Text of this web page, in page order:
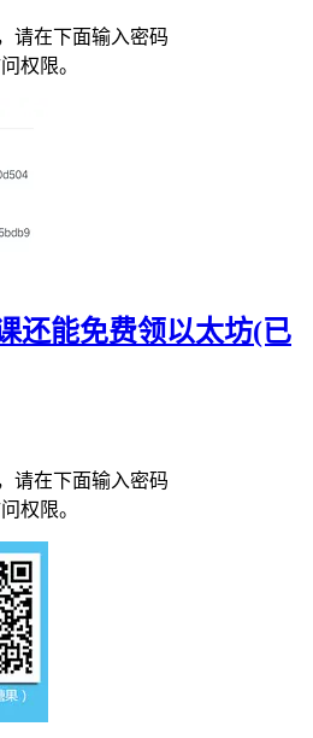
请在下面输入密码
权限。
还能免费领以太坊(已
请在下面输入密码
权限。